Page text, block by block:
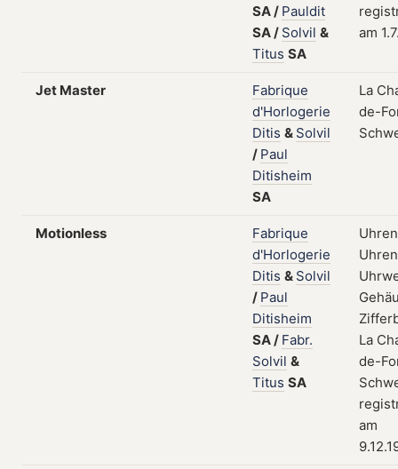
SA/ Pauldit
SA/ Solvil &
Titus SA
am
Jet Master
Fabrique
d'Horlogerie
Ditis & Solvil
/ Paul
Ditisheim
SA
La
de-
Motionless
Fabrique
d'Horlogerie
Ditis & Solvil
/ Paul
Ditisheim
SA/ Fabr.
Solvil &
Titus SA
La
de-
am